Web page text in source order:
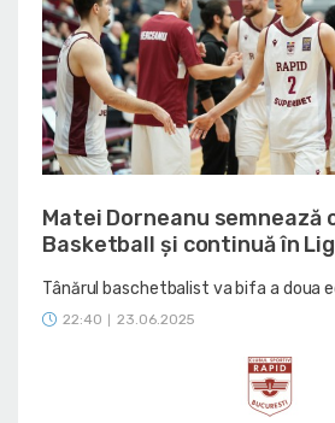
Matei Dorneanu semnează
Basketball și continuă în
Tânărul baschetbalist va bifa a doua
22:40 23.06.2025